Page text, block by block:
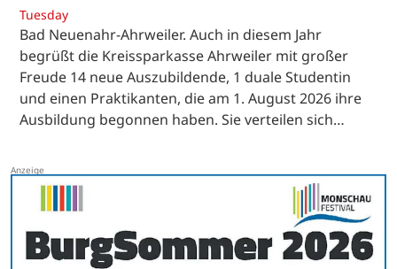
Tuesday
Bad Neuenahr-Ahrweiler. Auch in diesem Jahr
begrüßt die Kreissparkasse Ahrweiler mit großer
Freude 14 neue Auszubildende, 1 duale Studentin
und einen Praktikanten, die am 1. August 2026 ihre
Ausbildung begonnen haben. Sie verteilen sich…